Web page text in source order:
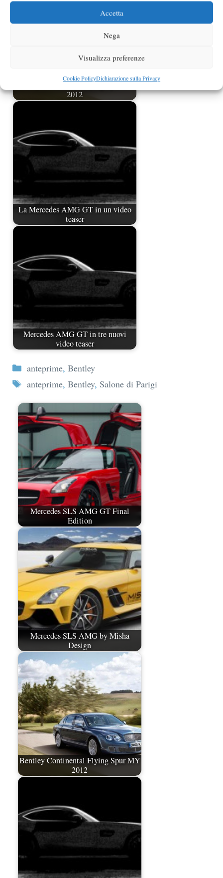
Accetta
Nega
Visualizza preferenze
Cookie PolicyDichiarazione sulla Privacy
Bentley Continental Flying Spur MY
2012
La Mercedes AMG GT in un video
teaser
Mercedes AMG GT in tre nuovi
video teaser
Categorie
anteprime, Bentley
Tag
anteprime, Bentley, Salone di Parigi
Mercedes SLS AMG GT Final
Edition
Mercedes SLS AMG by Misha
Design
Bentley Continental Flying Spur MY
2012